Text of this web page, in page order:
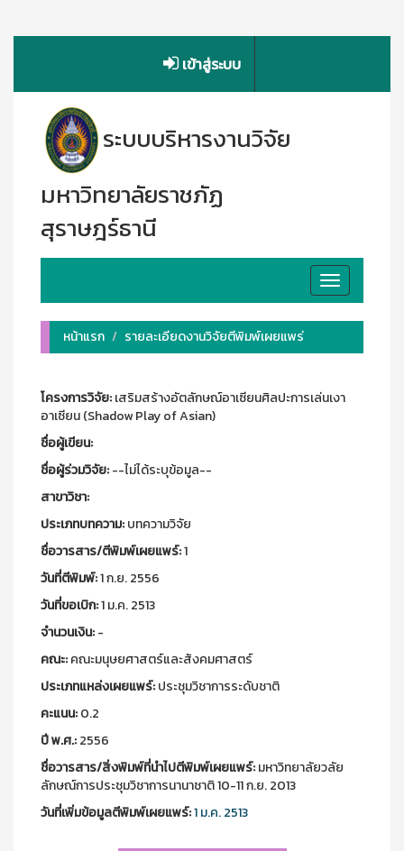
เข้าสู่ระบบ
ระบบบริหารงานวิจัย
มหาวิทยาลัยราชภัฏ
สุราษฎร์ธานี
Toggle
navigation
หน้าแรก
รายละเอียดงานวิจัยตีพิมพ์เผยแพร่
โครงการวิจัย:เสริมสร้างอัตลักษณ์อาเซียนศิลปะการเล่นเงา
อาเซียน (Shadow Play of Asian)
ชื่อผู้เขียน:
ชื่อผู้ร่วมวิจัย:--ไม่ได้ระบุข้อมูล--
สาขาวิชา:
ประเภทบทความ:บทความวิจัย
ชื่อวารสาร/ตีพิมพ์เผยแพร์:1
วันที่ตีพิมพ์:1 ก.ย. 2556
วันที่ขอเบิก:1 ม.ค. 2513
จำนวนเงิน:-
คณะ:คณะมนุษยศาสตร์และสังคมศาสตร์
ประเภทแหล่งเผยแพร์:ประชุมวิชาการระดับชาติ
คะแนน:0.2
ปี พ.ศ.:2556
ชื่อวารสาร/สิ่งพิมพ์ที่นำไปตีพิมพ์เผยแพร์:มหาวิทยาลัยวลัย
ลักษณ์การประชุมวิชาการนานาชาติ 10-11 ก.ย. 2013
วันที่เพิ่มข้อมูลตีพิมพ์เผยแพร์:1 ม.ค. 2513